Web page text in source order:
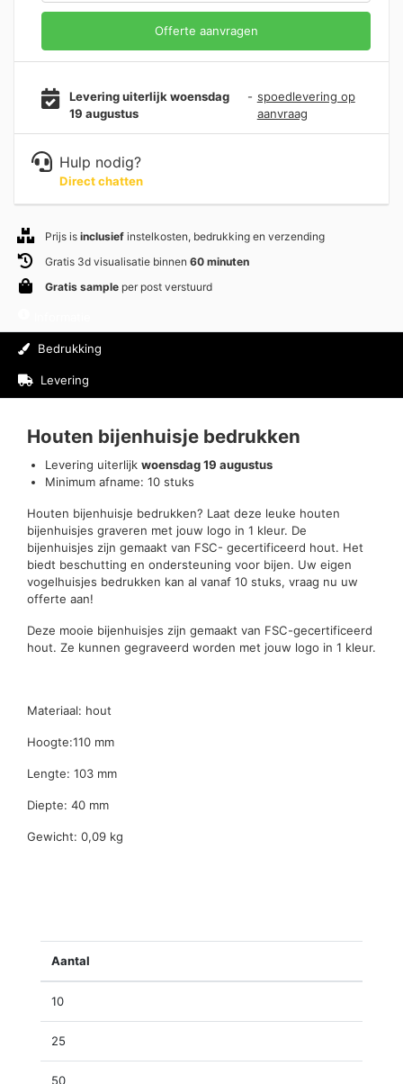
Offerte aanvragen
Levering uiterlijk woensdag
19 augustus
- spoedlevering op
aanvraag
Hulp nodig?
Direct chatten
Prijs is inclusief instelkosten, bedrukking en verzending
Gratis 3d visualisatie binnen 60 minuten
Gratis sample per post verstuurd
Bedrukking
Levering
Houten bijenhuisje bedrukken
Levering uiterlijk woensdag 19 augustus
Minimum afname: 10 stuks
Houten bijenhuisje bedrukken? Laat deze leuke houten
bijenhuisjes graveren met jouw logo in 1 kleur. De
bijenhuisjes zijn gemaakt van FSC- gecertificeerd hout. Het
biedt beschutting en ondersteuning voor bijen. Uw eigen
vogelhuisjes bedrukken kan al vanaf 10 stuks, vraag nu uw
offerte aan!
Deze mooie bijenhuisjes zijn gemaakt van FSC-gecertificeerd
hout. Ze kunnen gegraveerd worden met jouw logo in 1 kleur.
Materiaal: hout
Hoogte:110 mm
Lengte: 103 mm
Diepte: 40 mm
Gewicht: 0,09 kg
Aantal
10
25
50